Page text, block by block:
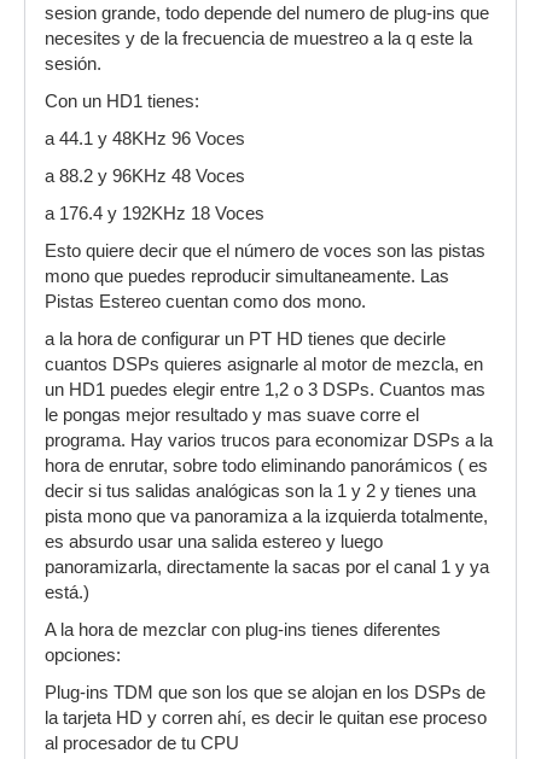
sesion grande, todo depende del numero de plug-ins que
necesites y de la frecuencia de muestreo a la q este la
sesión.
Con un HD1 tienes:
a 44.1 y 48KHz 96 Voces
a 88.2 y 96KHz 48 Voces
a 176.4 y 192KHz 18 Voces
Esto quiere decir que el número de voces son las pistas
mono que puedes reproducir simultaneamente. Las
Pistas Estereo cuentan como dos mono.
a la hora de configurar un PT HD tienes que decirle
cuantos DSPs quieres asignarle al motor de mezcla, en
un HD1 puedes elegir entre 1,2 o 3 DSPs. Cuantos mas
le pongas mejor resultado y mas suave corre el
programa. Hay varios trucos para economizar DSPs a la
hora de enrutar, sobre todo eliminando panorámicos ( es
decir si tus salidas analógicas son la 1 y 2 y tienes una
pista mono que va panoramiza a la izquierda totalmente,
es absurdo usar una salida estereo y luego
panoramizarla, directamente la sacas por el canal 1 y ya
está.)
A la hora de mezclar con plug-ins tienes diferentes
opciones:
Plug-ins TDM que son los que se alojan en los DSPs de
la tarjeta HD y corren ahí, es decir le quitan ese proceso
al procesador de tu CPU